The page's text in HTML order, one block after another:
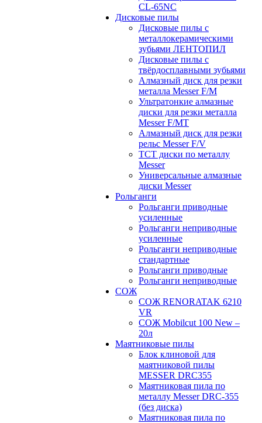
CL-65NC
Дисковые пилы
Дисковые пилы с
металлокерамическими
зубьями ЛЕНТОПИЛ
Дисковые пилы с
твёрдосплавными зубьями
Алмазный диск для резки
металла Messer F/M
Ультратонкие алмазные
диски для резки металла
Messer F/MT
Алмазный диск для резки
рельс Messer F/V
ТСТ диски по металлу
Messer
Универсальные алмазные
диски Messer
Рольганги
Рольганги приводные
усиленные
Рольганги неприводные
усиленные
Рольганги неприводные
стандартные
Рольганги приводные
Рольганги неприводные
СОЖ
СОЖ RENORATAK 6210
VR
СОЖ Mobilcut 100 New –
20л
Маятниковые пилы
Блок клиновой для
маятниковой пилы
MESSER DRC355
Маятниковая пила по
металлу Messer DRC-355
(без диска)
Маятниковая пила по